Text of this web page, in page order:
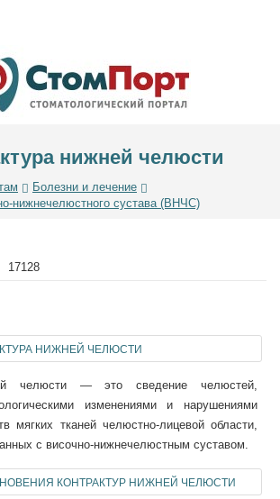
нижней челюсти
Болезни и лечение
нижнечелюстного сустава (ВНЧС)
17128
НИЖНЕЙ ЧЕЛЮСТИ
челюсти — это сведение челюстей,
изменениями и нарушениями
мягких тканей челюстно-лицевой области,
c височно-нижнечелюcтным суставом.
КОНТРАКТУР НИЖНЕЙ ЧЕЛЮСТИ